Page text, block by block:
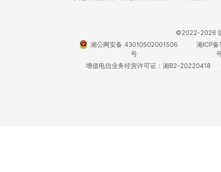
©2022-2026
湘公网安备 43010502001506
号
湘ICP
增值电信业务经营许可证：湘B2-20220418